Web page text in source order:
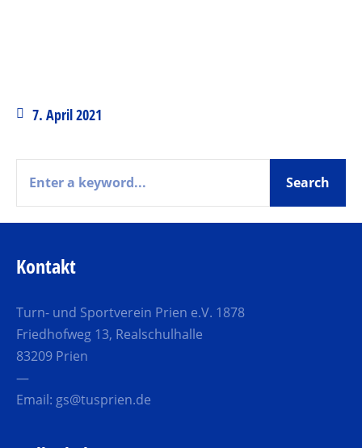
7. April 2021
Kontakt
Turn- und Sportverein Prien e.V. 1878
Friedhofweg 13, Realschulhalle
83209 Prien
—
Email: gs@tusprien.de